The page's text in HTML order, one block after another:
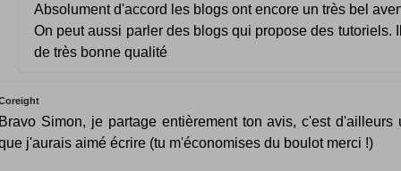
Absolument d'accord les blogs ont encore un très bel
On peut aussi parler des blogs qui propose des tutoriels.
de très bonne qualité
Simon, je partage entièrement ton avis, c'est d'ailleurs
j'aurais aimé écrire (tu m'économises du boulot merci !)